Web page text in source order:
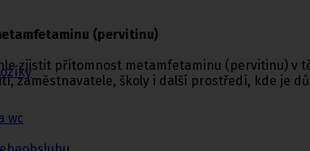
wc
(pervitinu)
zjistit přítomnost metamfetaminu (pervitinu) v
zaměstnavatele, školy i další prostředí, kde je